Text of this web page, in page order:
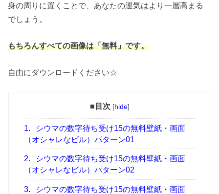
身の周りに置くことで、あなたの運気はより一層高まる
でしょう。
もちろんすべての画像は「無料」です。
自由にダウンロードください☆
■目次 [hide]
1.
シウマの数字待ち受け15の無料壁紙・画面
（オシャレなビル）パターン01
2.
シウマの数字待ち受け15の無料壁紙・画面
（オシャレなビル）パターン02
3.
シウマの数字待ち受け15の無料壁紙・画面